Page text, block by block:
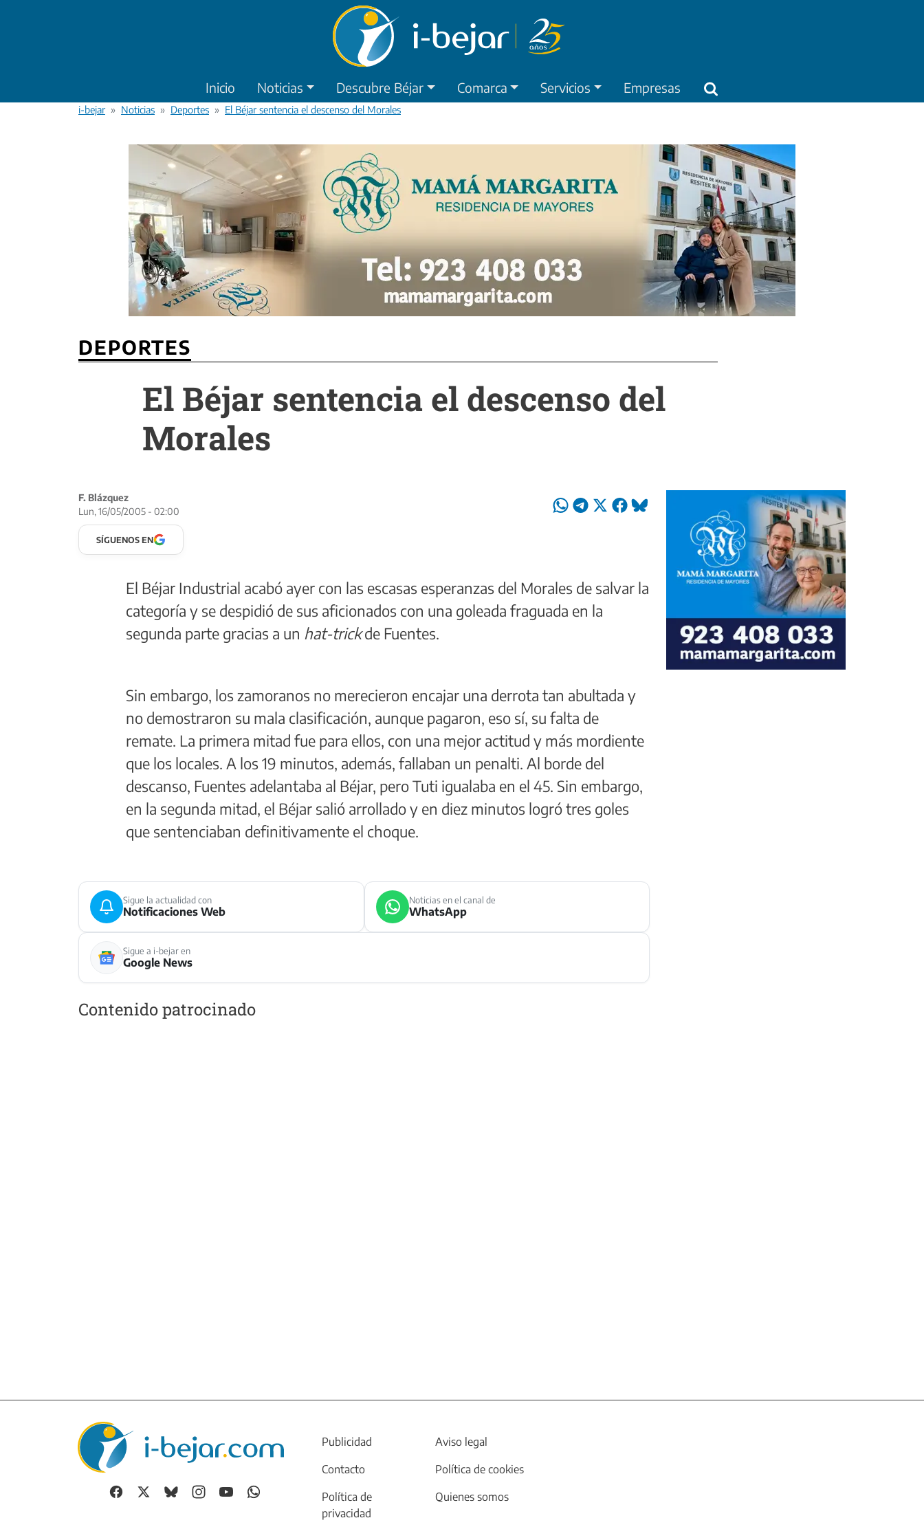
Inicio Noticias Descubre Béjar Comarca Servicios Empresas
i-bejar Noticias Deportes El Béjar sentencia el descenso del Morales
DEPORTES
El Béjar sentencia el descenso del
Morales
F. Blázquez
Lun, 16/05/2005 - 02:00
SÍGUENOS EN
El Béjar Industrial acabó ayer con las escasas esperanzas del Morales de salvar la
categoría y se despidió de sus aficionados con una goleada fraguada en la
segunda parte gracias a un hat-trickde Fuentes.
Sin embargo, los zamoranos no merecieron encajar una derrota tan abultada y
no demostraron su mala clasificación, aunque pagaron, eso sí, su falta de
remate. La primera mitad fue para ellos, con una mejor actitud y más mordiente
que los locales. A los 19 minutos, además, fallaban un penalti. Al borde del
descanso, Fuentes adelantaba al Béjar, pero Tuti igualaba en el 45. Sin embargo,
en la segunda mitad, el Béjar salió arrollado y en diez minutos logró tres goles
que sentenciaban definitivamente el choque.
Sigue la actualidad con
Notificaciones Web
Noticias en el canal de
WhatsApp
Sigue a i-bejar en
Google News
Contenido patrocinado
Publicidad
Aviso legal
Contacto
Política de cookies
Política de
privacidad
Quienes somos